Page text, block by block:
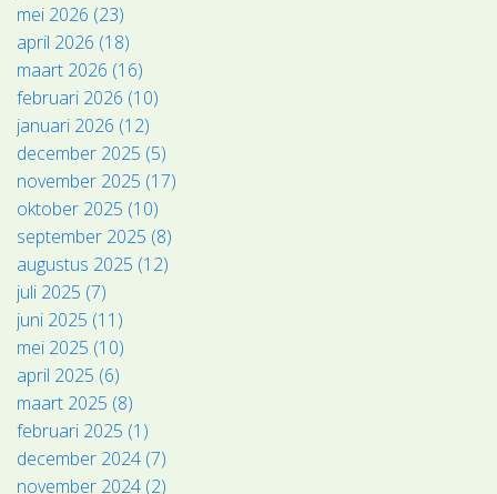
mei 2026 (23)
april 2026 (18)
maart 2026 (16)
februari 2026 (10)
januari 2026 (12)
december 2025 (5)
november 2025 (17)
oktober 2025 (10)
september 2025 (8)
augustus 2025 (12)
juli 2025 (7)
juni 2025 (11)
mei 2025 (10)
april 2025 (6)
maart 2025 (8)
februari 2025 (1)
december 2024 (7)
november 2024 (2)